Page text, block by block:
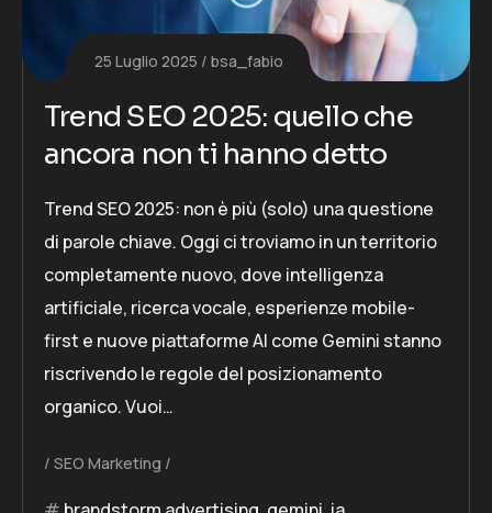
25 Luglio 2025 bsa_fabio
Trend SEO 2025: quello che
ancora non ti hanno detto
Trend SEO 2025: non è più (solo) una questione
di parole chiave. Oggi ci troviamo in un territorio
completamente nuovo, dove intelligenza
artificiale, ricerca vocale, esperienze mobile-
first e nuove piattaforme AI come Gemini stanno
riscrivendo le regole del posizionamento
organico. Vuoi…
SEO Marketing